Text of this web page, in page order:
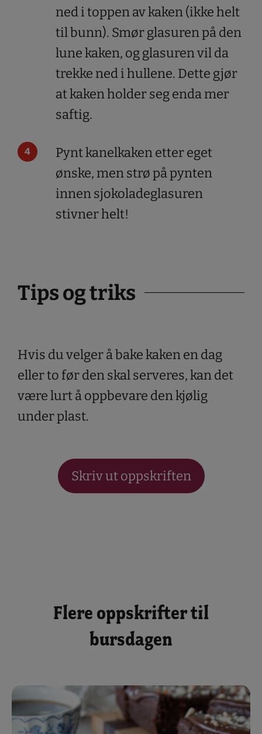
ned i toppen av kaken (ikke helt
til bunn). Smør glasuren på den
lune kaken, og glasuren vil da
trekke ned i hullene. Dette gjør
at kaken holder seg enda mer
saftig.
Pynt kanelkaken etter eget
ønske, men strø på pynten
innen sjokoladeglasuren
stivner helt!
Tips og triks
Hvis du velger å bake kaken en dag
eller to før den skal serveres, kan det
være lurt å oppbevare den kjølig
under plast.
Skriv ut oppskriften
Flere oppskrifter til
bursdagen